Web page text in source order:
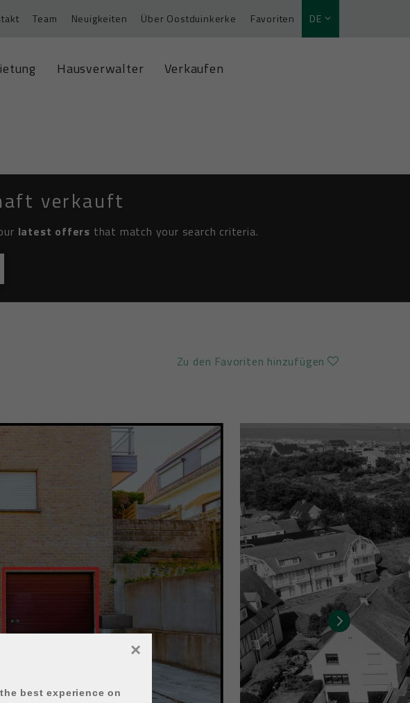
Team Neuigkeiten Über Oostduinkerke Favoriten DE
Hausverwalter Verkaufen
verkauft
latest offers that match your search criteria.
Zu den Favoriten hinzufügen
best experience on
×